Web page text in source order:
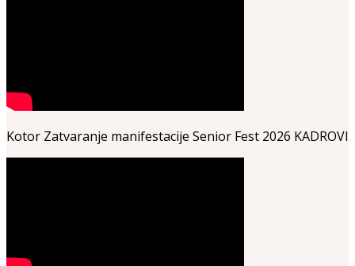
Kotor Zatvaranje manifestacije Senior Fest 2026 KADROVI